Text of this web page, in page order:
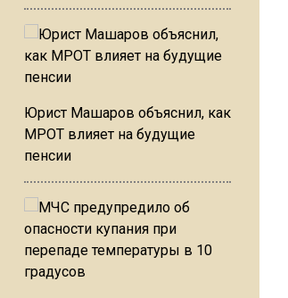
Юрист Машаров объяснил, как
МРОТ влияет на будущие
пенсии